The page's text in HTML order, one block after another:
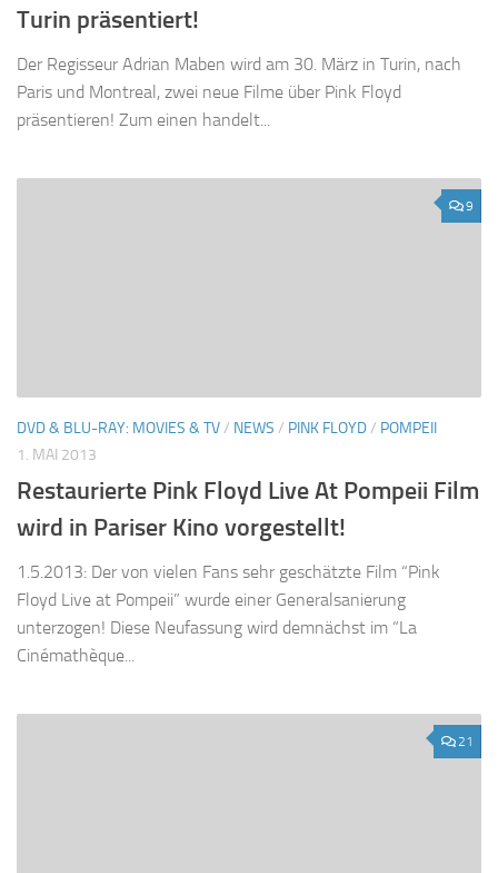
Turin präsentiert!
Der Regisseur Adrian Maben wird am 30. März in Turin, nach
Paris und Montreal, zwei neue Filme über Pink Floyd
präsentieren! Zum einen handelt...
9
DVD & BLU-RAY: MOVIES & TV/ NEWS / PINK FLOYD/ POMPEII
1. MAI 2013
Restaurierte Pink Floyd Live At Pompeii Film
wird in Pariser Kino vorgestellt!
1.5.2013: Der von vielen Fans sehr geschätzte Film “Pink
Floyd Live at Pompeii” wurde einer Generalsanierung
unterzogen! Diese Neufassung wird demnächst im “La
Cinémathèque...
21